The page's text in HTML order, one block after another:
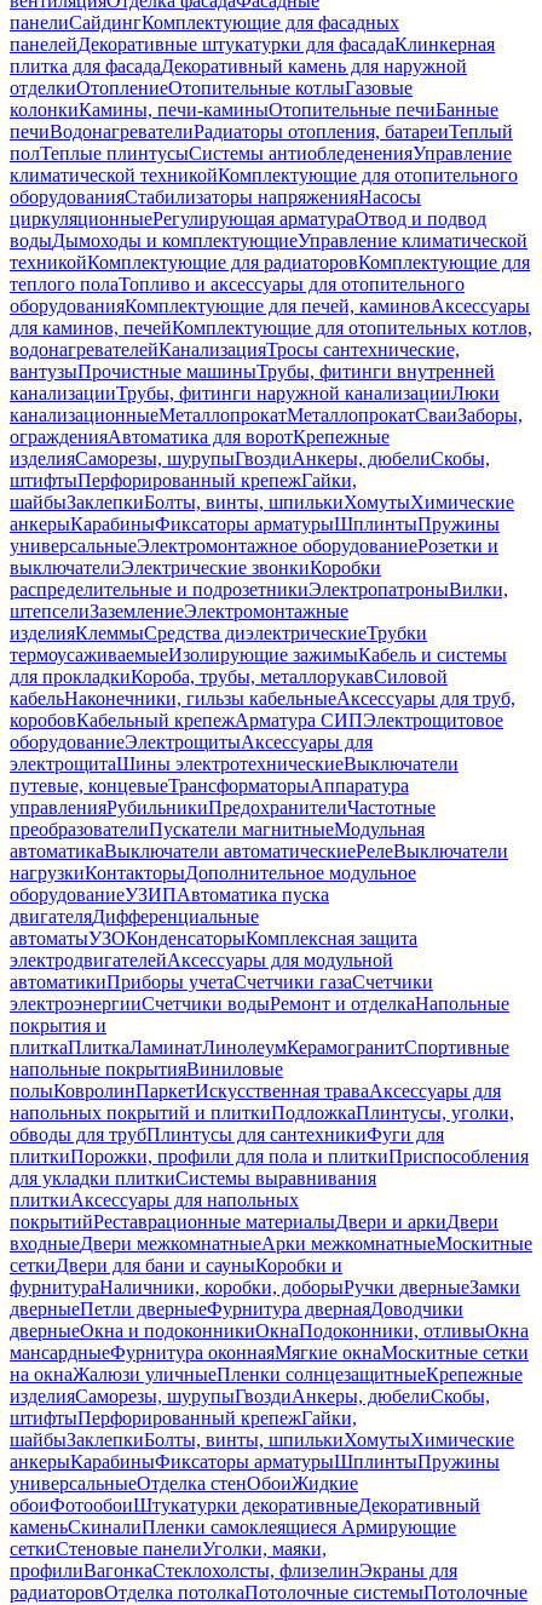
панелиСайдингКомплектующие для фасадных
панелейДекоративные штукатурки для фасадаКлинкерная
плитка для фасадаДекоративный камень для наружной
отделкиОтоплениеОтопительные котлыГазовые
колонкиКамины, печи-каминыОтопительные печиБанные
печиВодонагревателиРадиаторы отопления, батареиТеплый
полТеплые плинтусыСистемы антиобледененияУправление
климатической техникойКомплектующие для отопительного
оборудованияСтабилизаторы напряженияНасосы
циркуляционныеРегулирующая арматураОтвод и подвод
водыДымоходы и комплектующиеУправление климатической
техникойКомплектующие для радиаторовКомплектующие для
теплого полаТопливо и аксессуары для отопительного
оборудованияКомплектующие для печей, каминовАксессуары
для каминов, печейКомплектующие для отопительных котлов,
водонагревателейКанализацияТросы сантехнические,
вантузыПрочистные машиныТрубы, фитинги внутренней
канализацииТрубы, фитинги наружной канализацииЛюки
канализационныеМеталлопрокатМеталлопрокатСваиЗаборы,
огражденияАвтоматика для воротКрепежные
изделияСаморезы, шурупыГвоздиАнкеры, дюбелиСкобы,
штифтыПерфорированный крепежГайки,
шайбыЗаклепкиБолты, винты, шпилькиХомутыХимические
анкерыКарабиныФиксаторы арматурыШплинтыПружины
универсальныеЭлектромонтажное оборудованиеРозетки и
выключателиЭлектрические звонкиКоробки
распределительные и подрозетникиЭлектропатроныВилки,
штепселиЗаземлениеЭлектромонтажные
изделияКлеммыСредства диэлектрическиеТрубки
термоусаживаемыеИзолирующие зажимыКабель и системы
для прокладкиКороба, трубы, металлорукавСиловой
кабельНаконечники, гильзы кабельныеАксессуары для труб,
коробовКабельный крепежАрматура СИПЭлектрощитовое
оборудованиеЭлектрощитыАксессуары для
электрощитаШины электротехническиеВыключатели
путевые, концевыеТрансформаторыАппаратура
управленияРубильникиПредохранителиЧастотные
преобразователиПускатели магнитныеМодульная
автоматикаВыключатели автоматическиеРелеВыключатели
нагрузкиКонтакторыДополнительное модульное
оборудованиеУЗИПАвтоматика пуска
двигателяДифференциальные
автоматыУЗОКонденсаторыКомплексная защита
электродвигателейАксессуары для модульной
автоматикиПриборы учетаСчетчики газаСчетчики
электроэнергииСчетчики водыРемонт и отделкаНапольные
покрытия и
плиткаПлиткаЛаминатЛинолеумКерамогранитСпортивные
напольные покрытияВиниловые
полыКовролинПаркетИскусственная траваАксессуары для
напольных покрытий и плиткиПодложкаПлинтусы, уголки,
обводы для трубПлинтусы для сантехникиФуги для
плиткиПорожки, профили для пола и плиткиПриспособления
для укладки плиткиСистемы выравнивания
плиткиАксессуары для напольных
покрытийРеставрационные материалыДвери и аркиДвери
входныеДвери межкомнатныеАрки межкомнатныеМоскитные
сеткиДвери для бани и сауныКоробки и
фурнитураНаличники, коробки, доборыРучки дверныеЗамки
дверныеПетли дверныеФурнитура двернаяДоводчики
дверныеОкна и подоконникиОкнаПодоконники, отливыОкна
мансардныеФурнитура оконнаяМягкие окнаМоскитные сетки
на окнаЖалюзи уличныеПленки солнцезащитныеКрепежные
изделияСаморезы, шурупыГвоздиАнкеры, дюбелиСкобы,
штифтыПерфорированный крепежГайки,
шайбыЗаклепкиБолты, винты, шпилькиХомутыХимические
анкерыКарабиныФиксаторы арматурыШплинтыПружины
универсальныеОтделка стенОбоиЖидкие
обоиФотообоиШтукатурки декоративныеДекоративный
каменьСкиналиПленки самоклеящиеся Армирующие
сеткиСтеновые панелиУголки, маяки,
профилиВагонкаСтеклохолсты, флизелинЭкраны для
радиаторовОтделка потолкаПотолочные системыПотолочные